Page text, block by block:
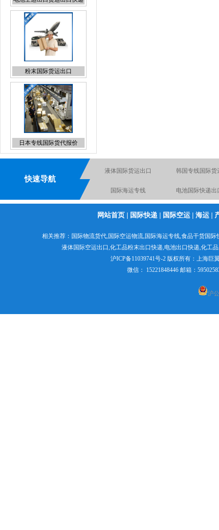
粉末国际货运出口
日本专线国际货代报价
UPS上海直飞国际快递折扣
快速导航 国际海运专线 电池国际快递出
国际物流空运到英国德国 化工品国际快
电池空运出口货运出口快 粉末国际货运出
食品出口国际货运 日本专线国际空
网站首页 国际快递 国际空运 海运
相关推荐： 国际物流货代,国际空运物流,国际海运专线,食品干货国际
液体国际空运出口,化工品粉末出口快递,电池出口快递,化工
沪ICP备11039741号-2 版权所有： 上海巨
微信： 15221848446 邮箱：
沪